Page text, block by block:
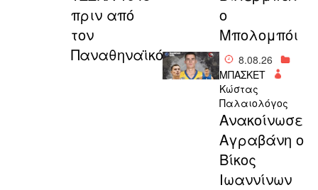
πριν από
τον
Παναθηναϊκό
ο
Μπολομπόι
8.08.26
ΜΠΑΣΚΕΤ
Κώστας
Παλαιολόγος
Aνακοίνωσε
Αγραβάνη ο
Βίκος
Ιωαννίνων